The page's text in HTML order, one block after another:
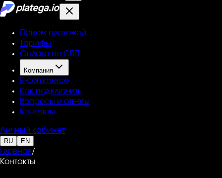
Прием платежей
Тарифы
Оплата по СБП
Компания
Е-commerce
Как подключить
Вопросы и ответы
Контакты
Личный кабинет
RU EN
Главная/
Контакты